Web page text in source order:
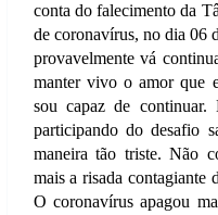
conta do falecimento da
de coronavírus, no dia 06
provavelmente vá
manter vivo o amor que
sou capaz de
participando do desafio
maneira tão triste. Não
mais a risada contagiante
O coronavírus apagou